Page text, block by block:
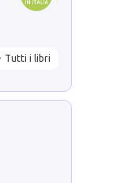
Tutti i libri